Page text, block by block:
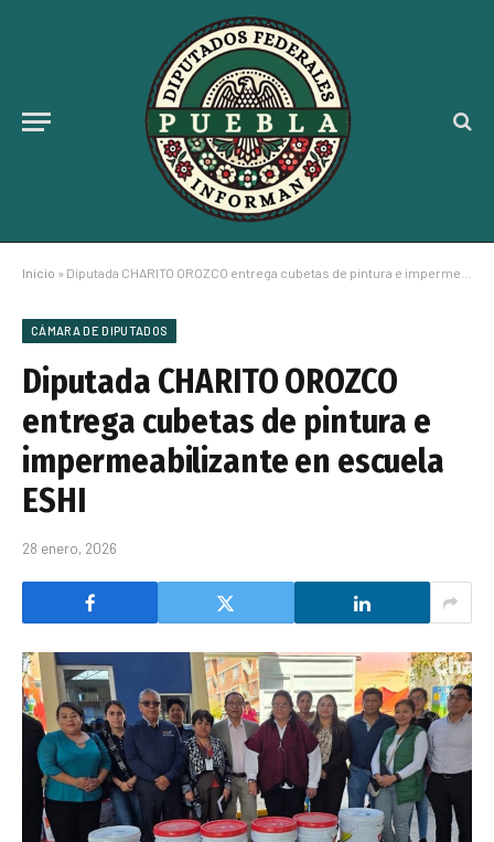
Inicio » Diputada CHARITO OROZCO entrega cubetas de pintura e impermeabilizante en escuela ESHI
CÁMARA DE DIPUTADOS
Diputada CHARITO OROZCO
entrega cubetas de pintura e
impermeabilizante en escuela
ESHI
28 enero, 2026